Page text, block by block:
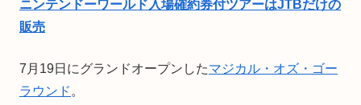
ニンテンドーワールド入場確約券付ツアーはJTBだけの
販売
7月19日にグランドオープンしたマジカル・オズ・ゴー
ラウンド 。